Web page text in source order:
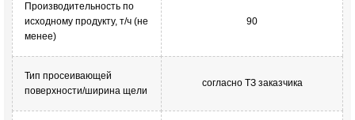
Производительность по
исходному продукту, т/ч (не
менее)
90
Тип просеивающей
поверхности/ширина щели
согласно ТЗ заказчика